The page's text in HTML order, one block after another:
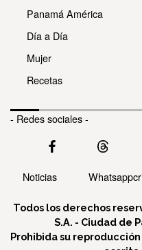
Panamá América
Día a Día
Mujer
Recetas
- Redes sociales -
Noticias
Todos los derechos
S.A. - Ciudad de
Prohibida su